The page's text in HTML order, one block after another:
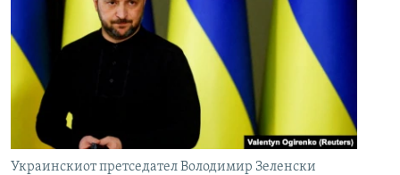
Украинскиот претседател Володимир Зеленски